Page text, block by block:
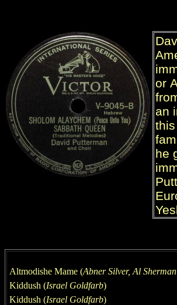
Altmodishe Mame (Abner Silver, Al Sherman
Kiddush (Israel Goldfarb)
Kiddush (Israel Goldfarb)